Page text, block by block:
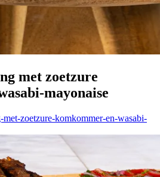
met zoetzure
mayonaise
met-zoetzure-komkommer-en-wasabi-